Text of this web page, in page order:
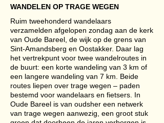
WANDELEN OP TRAGE WEGEN
Ruim tweehonderd wandelaars
verzamelden afgelopen zondag aan de kerk
van Oude Bareel, de wijk op de grens van
Sint-Amandsberg en Oostakker. Daar lag
het vertrekpunt voor twee wandelroutes in
de buurt: een korte wandeling van 3 km of
een langere wandeling van 7 km. Beide
routes liepen over trage wegen – paden
bestemd voor wandelaars en fietsers. In
Oude Bareel is van oudsher een netwerk
van trage wegen aanwezig, een groot stuk